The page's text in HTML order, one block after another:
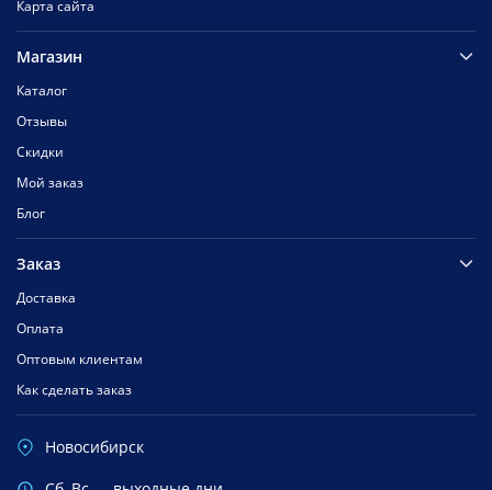
Карта сайта
Магазин
Каталог
Отзывы
Скидки
Мой заказ
Блог
Заказ
Доставка
Оплата
Оптовым клиентам
Как сделать заказ
Новосибирск